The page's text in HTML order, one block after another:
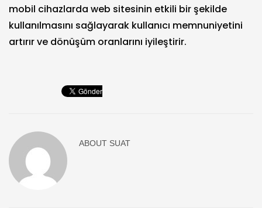
mobil cihazlarda web sitesinin etkili bir şekilde
kullanılmasını sağlayarak kullanıcı memnuniyetini
artırır ve dönüşüm oranlarını iyileştirir.
ABOUT SUAT